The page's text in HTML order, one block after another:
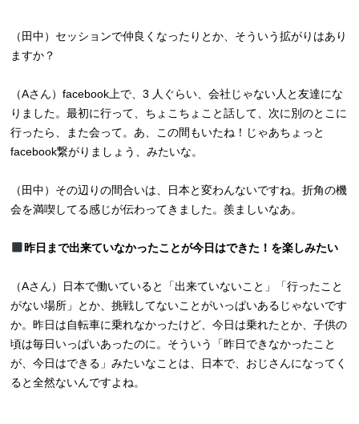
（田中）セッションで仲良くなったりとか、そういう拡がりはあり
ますか？
（Aさん）facebook上で、3 人ぐらい、会社じゃない人と友達にな
りました。最初に行って、ちょこちょこと話して、次に別のとこに
行ったら、また会って。あ、この間もいたね！じゃあちょっと
facebook繋がりましょう、みたいな。
（田中）その辺りの間合いは、日本と変わんないですね。折角の機
会を満喫してる感じが伝わってきました。羨ましいなあ。
昨日まで出来ていなかったことが今日はできた！を楽しみたい
（Aさん）日本で働いていると「出来ていないこと」「行ったこと
がない場所」とか、挑戦してないことがいっぱいあるじゃないです
か。昨日は自転車に乗れなかったけど、今日は乗れたとか、子供の
頃は毎日いっぱいあったのに。そういう「昨日できなかったこと
が、今日はできる」みたいなことは、日本で、おじさんになってく
ると全然ないんですよね。